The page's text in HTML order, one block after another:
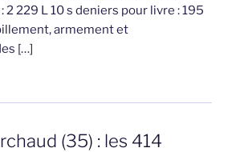
2 229 L 10 s deniers pour livre : 195
armement et
[…]
(35) : les 414